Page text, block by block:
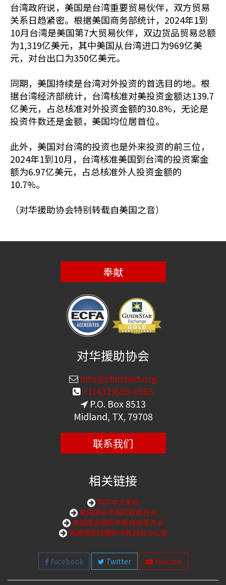
台湾政府说，美国是台湾重要贸易伙伴，双方贸易
关系日趋紧密。根据美国商务部统计，2024年1到
10月台湾是美国第7大贸易伙伴，双边货品贸易总额
为1,319亿美元，其中美国从台湾进口为969亿美
元，对台出口为350亿美元。
同期，美国持续是台湾对外投资的首选目的地。根
据台湾经济部统计，台湾核准对美投资金额达139.7
亿美元，占总核准对外投资金额的30.8%，无论是
投资件数还是金额，美国均位居首位。
此外，美国对台湾的投资也是外来投资的前三位，
2024年1到10月，台湾核准美国到台湾的投资案金
额为6.97亿美元，占总核准外人投资金额的
10.7%。
（对华援助协会特别转载自美国之音）
奉献
对华援助协会
info@chinaaid.org
+1(432)689-6985
P.O. Box 8513
Midland, TX, 79708
联系我们
相关链接
购买中文圣经
美国国会中国问题委员会
美国国会国际宗教自由委员会
美国国务院国际宗教自由办公室
Facebook Twitter Youtube